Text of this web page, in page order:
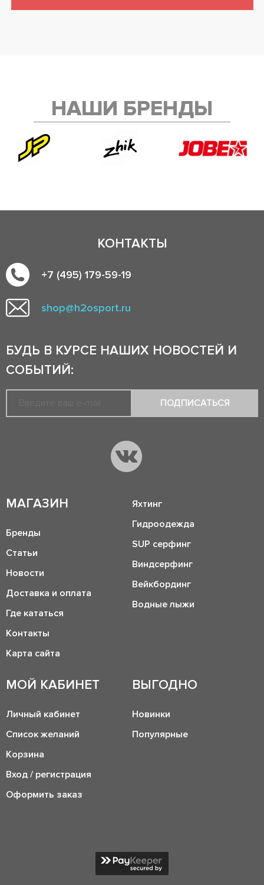
НАШИ БРЕНДЫ
КОНТАКТЫ
+7 (495) 179-59-19
shop@h2osport.ru
БУДЬ В КУРСЕ НАШИХ НОВОСТЕЙ И
СОБЫТИЙ:
ПОДПИСАТЬСЯ
МАГАЗИН
Бренды
Статьи
Новости
Доставка и оплата
Где кататься
Контакты
Карта сайта
Яхтинг
Гидроодежда
SUP серфинг
Виндсерфинг
Вейкбординг
Водные лыжи
МОЙ КАБИНЕТ
Личный кабинет
Список желаний
Корзина
Вход / регистрация
Оформить заказ
ВЫГОДНО
Новинки
Популярные